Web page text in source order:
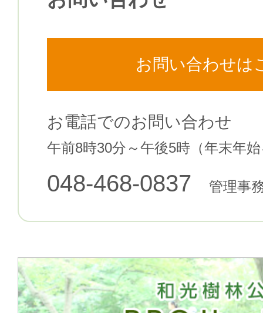
お問い合わせは
お電話でのお問い合わせ
午前8時30分～午後5時（年末年
048-468-0837 管理事